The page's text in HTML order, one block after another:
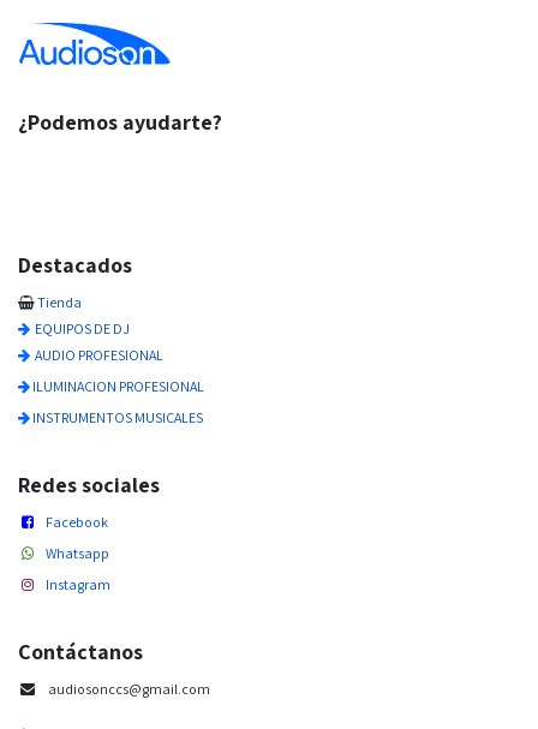
¿Podemos ayudarte?
Destacados
Tienda
EQUIPOS DE DJ
AUDIO PROFESIONAL
ILUMINACION PROFESIONAL
INSTRUMENTOS MUSICALES
Redes sociales
Facebook
Whatsapp
Instagram
Contáctanos
audiosonccs@gmail.com